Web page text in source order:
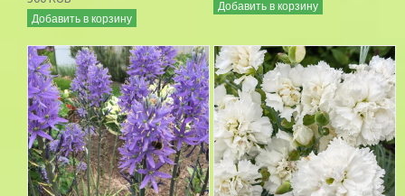
Добавить в корзину
Добавить в корзину